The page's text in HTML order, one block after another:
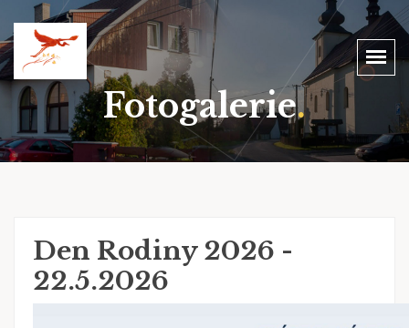
Fotogalerie.
Den Rodiny 2026 -
22.5.2026